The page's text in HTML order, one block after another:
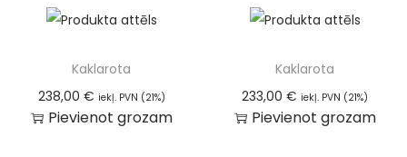
Kaklarota
238,00 € iekļ. PVN (21%)
Pievienot grozam
Kaklarota
233,00€ iekļ. PVN (21%)
Pievienot grozam